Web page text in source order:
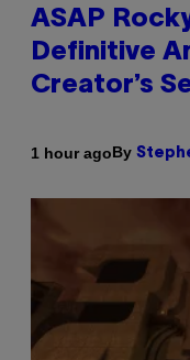
ASAP
Definitive
Creator’s
1 hour agoBy